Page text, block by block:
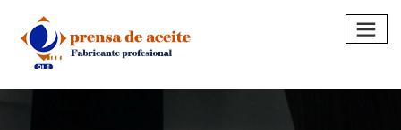
content